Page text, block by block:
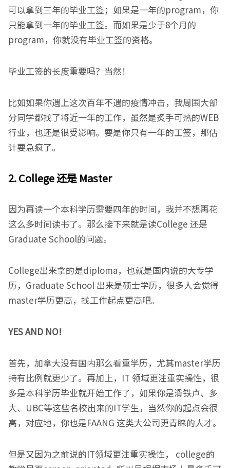
可以拿到三年的毕业工签；如果是一年的program，你
只能拿到一年的毕业工签。而如果是少于8个月的
program，你就没有毕业工签的资格。
毕业工签的长度重要吗？当然！
比如如果你遇上这次百年不遇的疫情冲击，我周围大部
分同学都找了将近一年的工作，虽然是炙手可热的WEB
行业，也还是很受影响。要是你只有一年的工签，那估
计要急疯了。
2. College 还是 Master
因为再读一个本科学历需要四年的时间，我并不想再花
这么多时间读书了。那么接下来就是读College 还是
Graduate School的问题。
College出来拿的是diploma，也就是国内说的大专学
历，Graduate School 出来是硕士学历，很多人会觉得
master学历更高，找工作起点更高吧。
YES AND NO!
首先，加拿大没有国内那么看重学历，尤其master学历
持有比例就更少了。再加上，IT 领域更注重实操性，很
多是本科学历毕业就开始工作了，如果你是滑铁卢、多
大、UBC等这些名校出来的IT学生，当然你的起点会很
高，对应地，你也是FAANG 这类大公司更青睐的人才。
但是又因为之前说的IT领域更注重实操性， college的